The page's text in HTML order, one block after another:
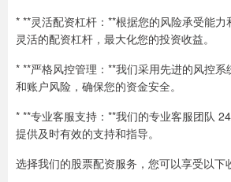
* **灵活配资杠杆：**根据您的风险承受能
灵活的配资杠杆，最大化您的投资收益。
* **严格风控管理：**我们采用先进的风控
和账户风险，确保您的资金安全。
* **专业客服支持：**我们的专业客服团队
提供及时有效的支持和指导。
选择我们的股票配资服务，您可以享受以下